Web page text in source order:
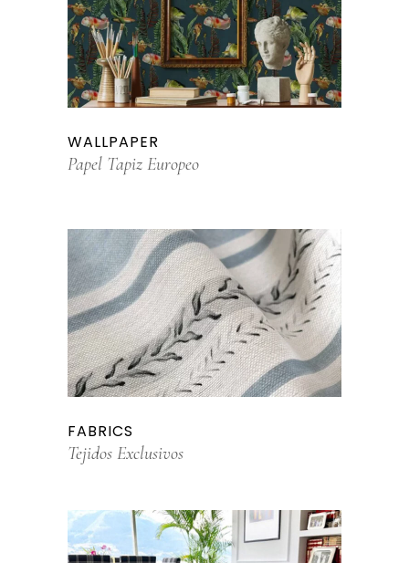
WALLPAPER
Papel Tapiz Europeo
FABRICS
Tejidos Exclusivos